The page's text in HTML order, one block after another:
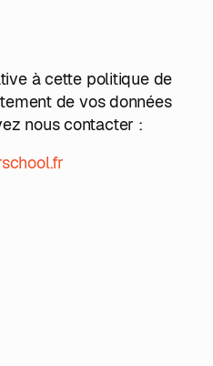
à cette politique de
de vos données
nous contacter :